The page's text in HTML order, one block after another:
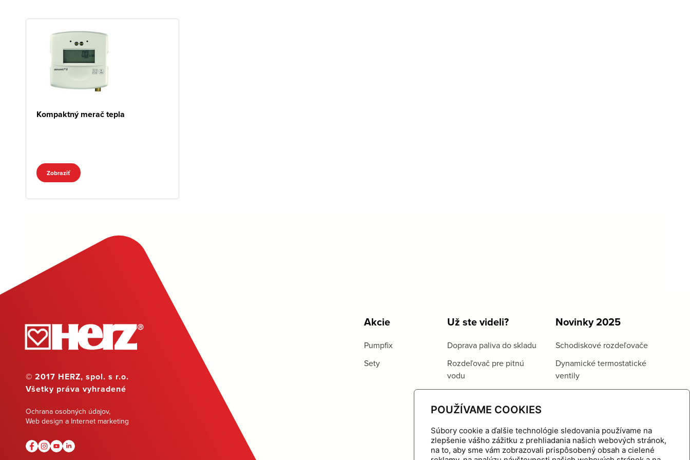
POUŽÍVAME COOKIES
Súbory cookie a ďalšie technológie sledovania používame na
zlepšenie vášho zážitku z prehliadania našich webových stránok,
na to, aby sme vám zobrazovali prispôsobený obsah a cielené
Kompaktný merač tepla
Zobraziť
© 2017 HERZ, spol. s r.o.
Všetky práva vyhradené
Ochrana osobných údajov,
Web design a Internet marketing
Akcie
Pumpfix
Sety
Už ste videli?
Doprava paliva do skladu
Rozdeľovač pre pitnú
vodu
Novinky 2025
Schodiskové rozdeľovače
Dynamické termostatické
ventily